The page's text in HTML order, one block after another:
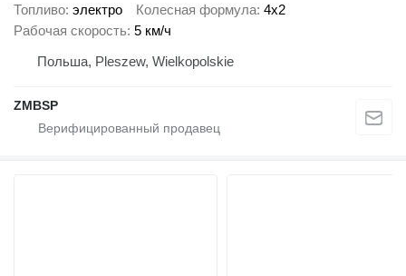
Топливо электро Колесная формула 4x2
Рабочая скорость 5 км/ч
Польша, Pleszew, Wielkopolskie
ZMBSP